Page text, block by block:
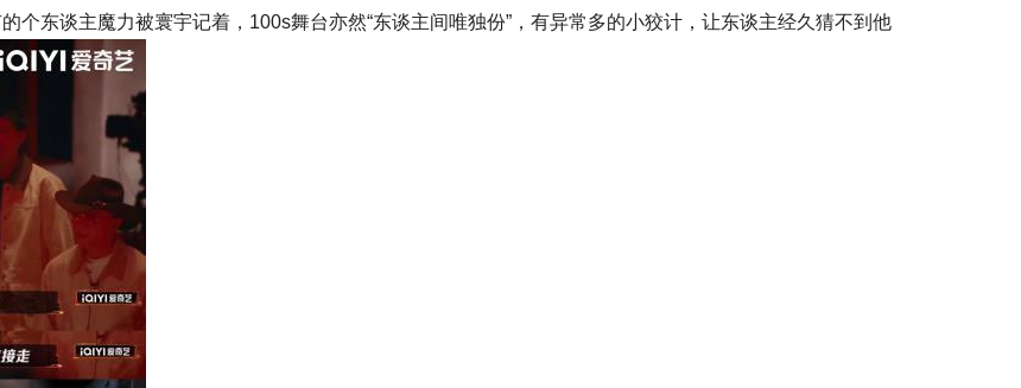
个东谈主魔力被寰宇记着，100s舞台亦然“东谈主间唯独份”，有异常多的小狡计，让东谈主经久猜不到他